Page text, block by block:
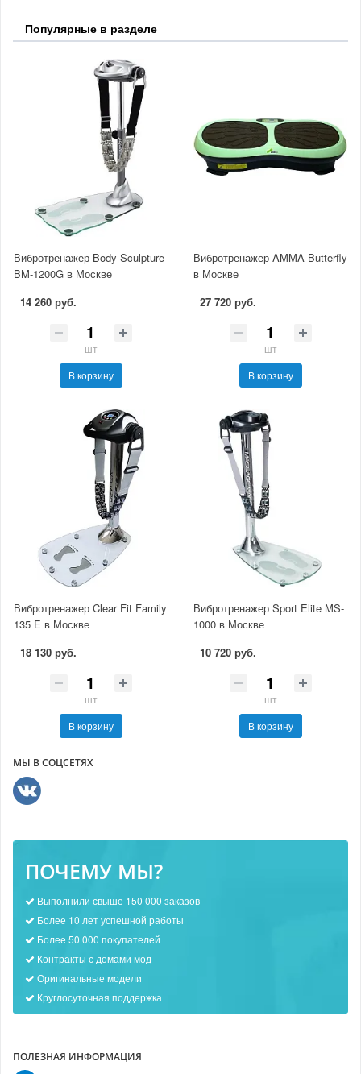
Популярные в разделе
Вибротренажер Body Sculpture
BM-1200G в Москве
14 260 руб.
шт
В корзину
Вибротренажер AMMA Butterfly
в Москве
27 720 руб.
шт
В корзину
Вибротренажер Clear Fit Family
135 E в Москве
18 130 руб.
шт
В корзину
Вибротренажер Sport Elite MS-
1000 в Москве
10 720 руб.
шт
В корзину
МЫ В СОЦСЕТЯХ
ПОЧЕМУ МЫ?
Выполнили свыше 150 000 заказов
Более 10 лет успешной работы
Более 50 000 покупателей
Контракты с домами мод
Оригинальные модели
Круглосуточная поддержка
ПОЛЕЗНАЯ ИНФОРМАЦИЯ